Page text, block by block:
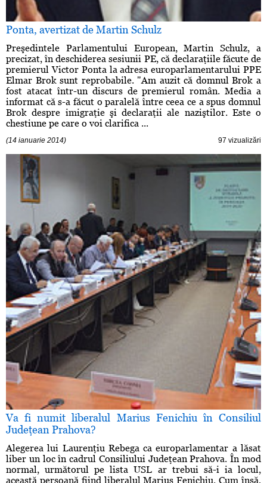
Ponta, avertizat de Martin Schulz
Preşedintele Parlamentului European, Martin Schulz, a
precizat, în deschiderea sesiunii PE, că declaraţiile făcute de
premierul Victor Ponta la adresa europarlamentarului PPE
Elmar Brok sunt reprobabile. "Am auzit că domnul Brok a
fost atacat într-un discurs de premierul român. Media a
informat că s-a făcut o paralelă între ceea ce a spus domnul
Brok despre imigraţie şi declaraţii ale naziştilor. Este o
chestiune pe care o voi clarifica ...
(14 ianuarie 2014) 97 vizualizări
Va fi numit liberalul Marius Fenichiu în Consiliul
Judeţean Prahova?
Alegerea lui Laurenţiu Rebega ca europarlamentar a lăsat
liber un loc în cadrul Consiliului Judeţean Prahova. În mod
normal, următorul pe lista USL ar trebui să-i ia locul,
această persoană fiind liberalul Marius Fenichiu. Cum însă,